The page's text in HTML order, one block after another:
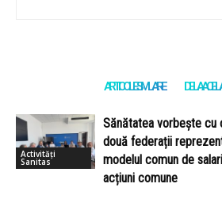
ARTICOLE SIMILARE DE LA
Activități
Sanitas
Sănătatea vorbește cu
două federații
modelul comun de
acțiuni comune